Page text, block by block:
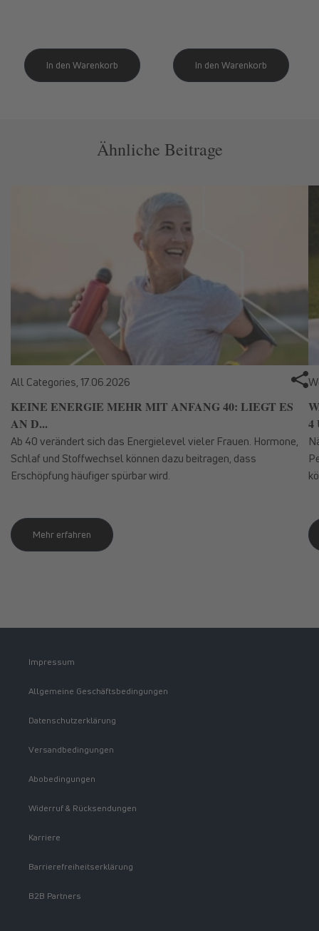
Ähnliche Beitrage
All Categories, 17.06.2026
KEINE ENERGIE MEHR MIT ANFANG 40: LIEGT ES
AN D...
Ab 40 verändert sich das Energielevel vieler Frauen. Hormone,
Schlaf und Stoffwechsel können dazu beitragen, dass
Erschöpfung häufiger spürbar wird.
Mehr erfahren
4
Impressum
Allgemeine Geschäftsbedingungen
Datenschutzerklärung
Versandbedingungen
Abobedingungen
Widerruf & Rücksendungen
Karriere
Barrierefreiheitserklärung
B2B Partners